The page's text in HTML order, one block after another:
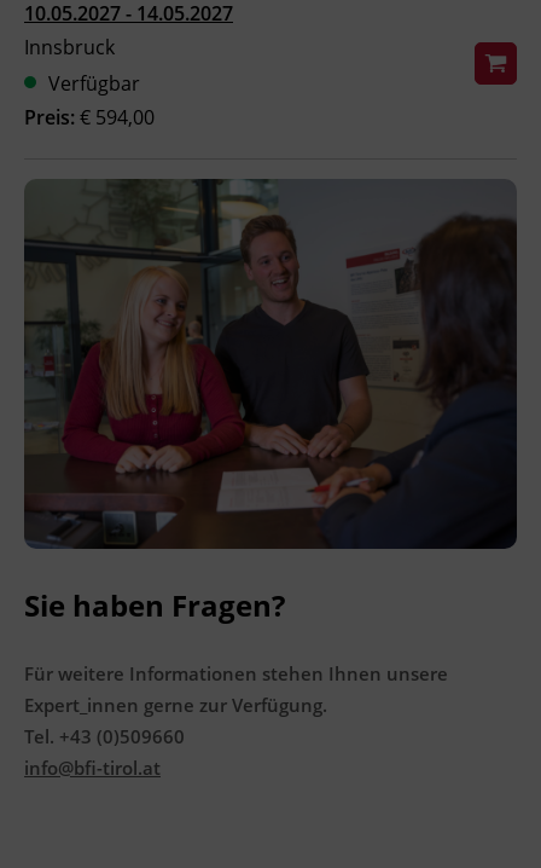
Ingenieurzertifizierung
Deutsch und Integration
Akademisches Studienzentrum
BFI Reutte
BFI Schwaz
10.05.2027 - 14.05.2027
Innsbruck
Verfügbar
Preis: € 594,00
Sie haben Fragen?
Für weitere Informationen stehen Ihnen unsere
Expert_innen gerne zur Verfügung.
Tel. +43 (0)509660
info@bfi-tirol.at